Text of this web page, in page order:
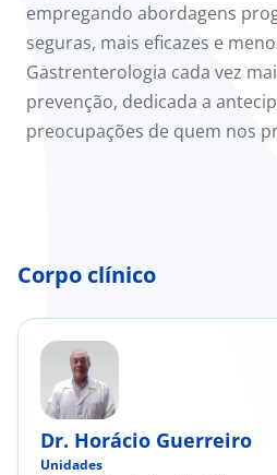
empregando abordagens
seguras, mais eficazes e
Gastrenterologia cada vez
prevenção, dedicada a
preocupações de quem nos
Corpo clínico
Dr. Horácio Guerreiro
Unidades